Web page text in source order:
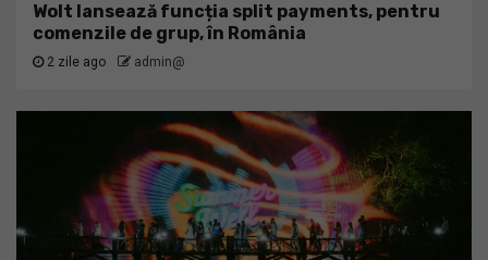
Wolt lansează funcția split payments, pentru
comenzile de grup, în România
2 zile ago admin@